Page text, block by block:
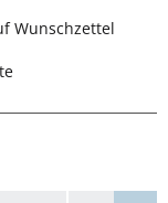
Wunschzettel